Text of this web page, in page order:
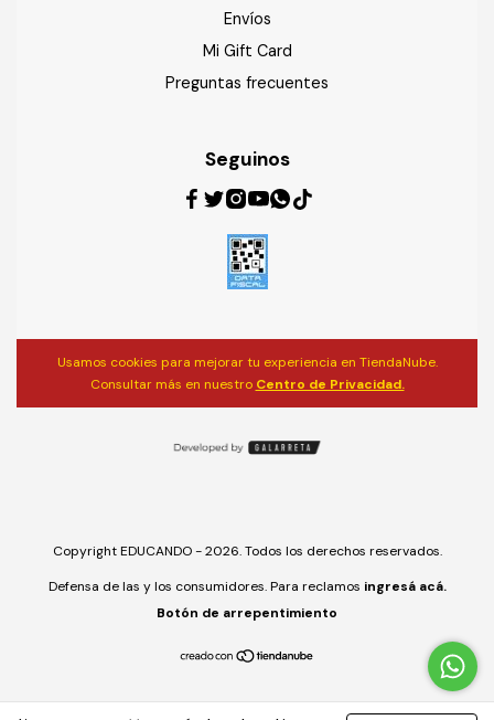
Envíos
Mi Gift Card
Preguntas frecuentes
Seguinos
Usamos cookies para mejorar tu experiencia en TiendaNube.
Consultar más en nuestro Centro de Privacidad.
Copyright EDUCANDO - 2026. Todos los derechos reservados.
Defensa de las y los consumidores. Para reclamos ingresá acá.
Botón de arrepentimiento